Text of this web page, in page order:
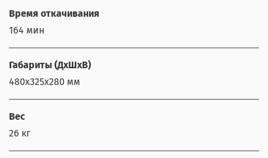
Время откачивания
164 мин
Габариты (ДхШхВ)
480х325х280 мм
Вес
26 кг